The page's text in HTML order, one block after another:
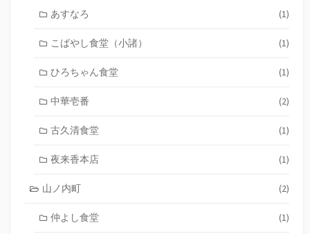
あすなろ (1)
こばやし食堂（小諸） (1)
ひろちゃん食堂 (1)
中華壱番 (2)
古久清食堂 (1)
夜来香本店 (1)
山ノ内町 (2)
仲よし食堂 (1)